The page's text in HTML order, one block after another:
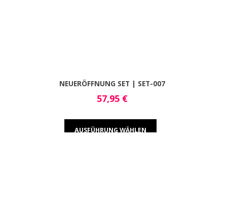
NEUERÖFFNUNG SET | SET-007
57,95 €
AUSFÜHRUNG WÄHLEN